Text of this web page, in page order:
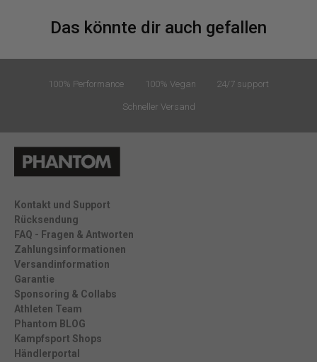
Das könnte dir auch gefallen
100% Performance 100% Vegan 24/7 support
Schneller Versand
Kontakt und Support
Rücksendung
FAQ - Fragen & Antworten
Zahlungsinformationen
Versandinformation
Garantie
Sponsoring & Collabs
Athleten Team
Phantom BLOG
Kampfsport Shops
Händlerportal